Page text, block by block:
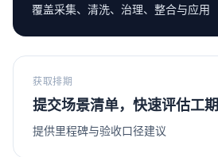
覆盖采集、清洗、治理、整合与应用
获取排期
提交场景清单，快速评估工期
提供里程碑与验收口径建议